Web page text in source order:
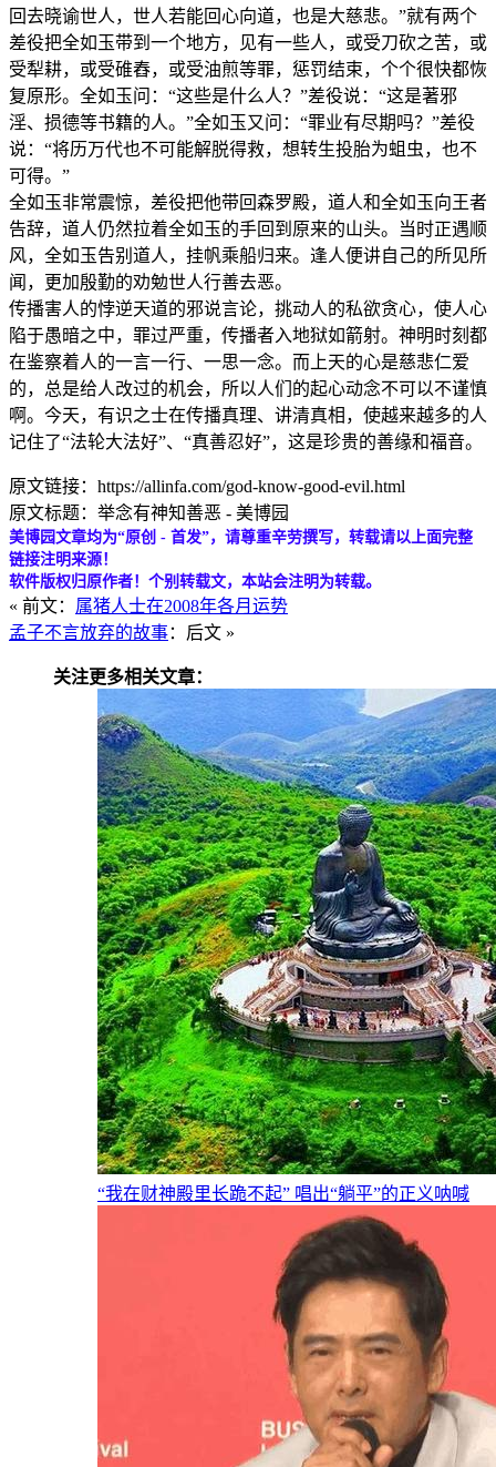
回去晓谕世人，世人若能回心向道，也是大慈悲。”就有两个
差役把全如玉带到一个地方，见有一些人，或受刀砍之苦，或
受犁耕，或受碓舂，或受油煎等罪，惩罚结束，个个很快都恢
复原形。全如玉问：“这些是什么人？”差役说：“这是著邪
淫、损德等书籍的人。”全如玉又问：“罪业有尽期吗？”差役
说：“将历万代也不可能解脱得救，想转生投胎为蛆虫，也不
可得。”
全如玉非常震惊，差役把他带回森罗殿，道人和全如玉向王者
告辞，道人仍然拉着全如玉的手回到原来的山头。当时正遇顺
风，全如玉告别道人，挂帆乘船归来。逢人便讲自己的所见所
闻，更加殷勤的劝勉世人行善去恶。
传播害人的悖逆天道的邪说言论，挑动人的私欲贪心，使人心
陷于愚暗之中，罪过严重，传播者入地狱如箭射。神明时刻都
在鉴察着人的一言一行、一思一念。而上天的心是慈悲仁爱
的，总是给人改过的机会，所以人们的起心动念不可以不谨慎
啊。今天，有识之士在传播真理、讲清真相，使越来越多的人
记住了“法轮大法好”、“真善忍好”，这是珍贵的善缘和福音。
原文链接：https://allinfa.com/god-know-good-evil.html
原文标题：举念有神知善恶 - 美博园
美博园文章均为“原创 - 首发”，请尊重辛劳撰写，转载请以上面完整
链接注明来源！
软件版权归原作者！个别转载文，本站会注明为转载。
« 前文： 属猪人士在2008年各月运势
孟子不言放弃的故事：后文 »
关注更多相关文章：
“我在财神殿里长跪不起” 唱出“躺平”的正义呐喊